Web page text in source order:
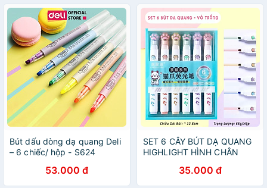
Bút dấu dòng dạ quang Deli
– 6 chiếc/ hộp - S624
53.000 đ
SET 6 CÂY BÚT DẠ QUANG
HIGHLIGHT HÌNH CHÂN
35.000 đ